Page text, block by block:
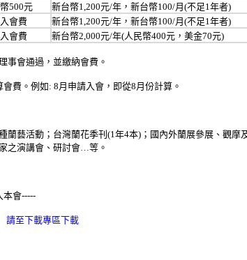
500元
新台幣1,200元/年，新台幣100/月(不足1年者)
會費
新台幣1,200元/年，新台幣100/月(不足1年者)
會費 新台幣2,000元/年(人民幣400元，美金70元)
事會通過，並繳納會費。
會費。例如: 8 月申請入會，即從8 月份計算。
蘭藝活動；台灣蘭花季刊(1 年4本) ；國內外蘭展參展、觀摩
之演講會、研討會
等。
本會-----
請至下載專區下載